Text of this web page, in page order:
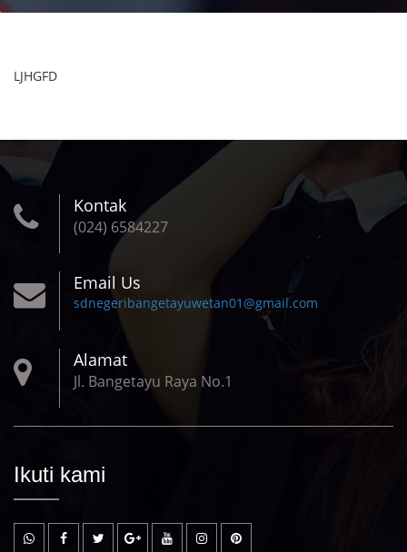
LJHGFD
Kontak
(024) 6584227
Email Us
sdnegeribangetayuwetan01@gmail.com
Alamat
Jl. Bangetayu Raya No.1
Ikuti kami